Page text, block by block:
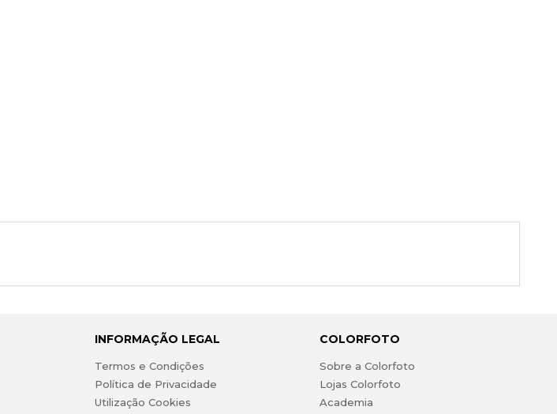
INFORMAÇÃO LEGAL
Termos e Condições
Política de Privacidade
Utilização Cookies
COLORFOTO
Sobre a Colorfoto
Lojas Colorfoto
Academia